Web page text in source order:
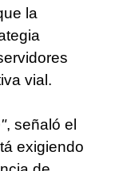
la
vial.
, señaló el
exigiendo